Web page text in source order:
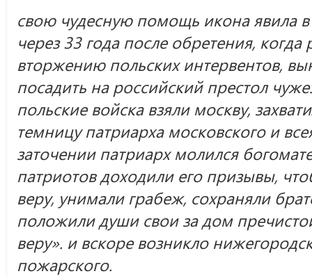
свою чудесную помощь икона явила
через 33 года после обретения, когда
вторжению польских интервентов,
посадить на российский престол
польские войска взяли москву,
темницу патриарха московского и
заточении патриарх молился
патриотов доходили его призывы,
веру, унимали грабеж, сохраняли
положили души свои за дом
веру». и вскоре возникло
пожарского.